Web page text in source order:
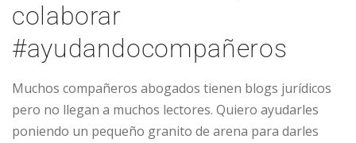
colaborar
#ayudandocompañeros
Muchos compañeros abogados tienen blogs jurídicos
pero no llegan a muchos lectores. Quiero ayudarles
poniendo un pequeño granito de arena para darles